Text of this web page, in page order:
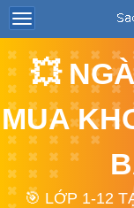
💥
MUA
🎯 LỚP 1-12